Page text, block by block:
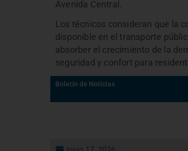
Avenida Central.
Los técnicos consideran que la
disponible en el transporte
absorber el crecimiento de la
seguridad y confort para
Boletín de Noticias